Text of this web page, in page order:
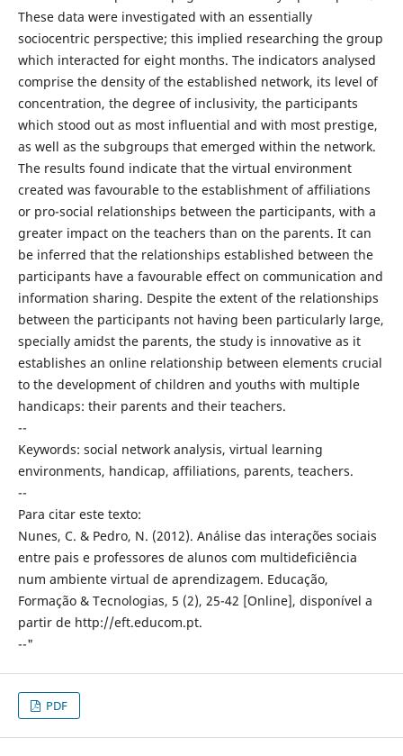
These data were investigated with an essentially
sociocentric perspective; this implied researching the group
which interacted for eight months. The indicators analysed
comprise the density of the established network, its level of
concentration, the degree of inclusivity, the participants
which stood out as most influential and with most prestige,
as well as the subgroups that emerged within the network.
The results found indicate that the virtual environment
created was favourable to the establishment of affiliations
or pro-social relationships between the participants, with a
greater impact on the teachers than on the parents. It can
be inferred that the relationships established between the
participants have a favourable effect on communication and
information sharing. Despite the extent of the relationships
between the participants not having been particularly large,
specially amidst the parents, the study is innovative as it
establishes an online relationship between elements crucial
to the development of children and youths with multiple
handicaps: their parents and their teachers.
--
Keywords: social network analysis, virtual learning
environments, handicap, affiliations, parents, teachers.
--
Para citar este texto:
Nunes, C. & Pedro, N. (2012). Análise das interações sociais
entre pais e professores de alunos com multideficiência
num ambiente virtual de aprendizagem. Educação,
Formação & Tecnologias, 5 (2), 25-42 [Online], disponível a
partir de http://eft.educom.pt.
--"
PDF